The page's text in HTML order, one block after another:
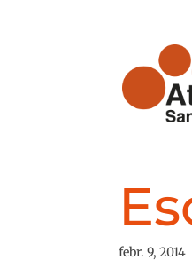
febr. 9, 2014